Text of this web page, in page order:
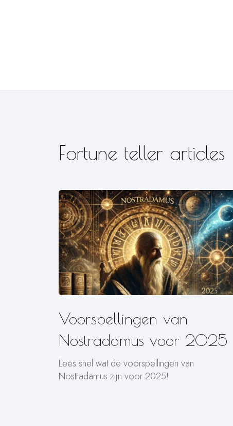
Fortune teller articles
Voorspellingen van
Nostradamus voor 2025
Lees snel wat de voorspellingen van
Nostradamus zijn voor 2025!